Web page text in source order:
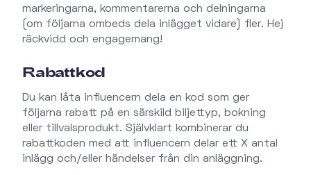
markeringarna, kommentarerna och delningarna
(om följarna ombeds dela inlägget vidare) fler. Hej
räckvidd och engagemang!
Rabattkod
Du kan låta influencern dela en kod som ger
följarna rabatt på en särskild biljettyp, bokning
eller tillvalsprodukt. Självklart kombinerar du
rabattkoden med att influencern delar ett X antal
inlägg och/eller händelser från din anläggning.